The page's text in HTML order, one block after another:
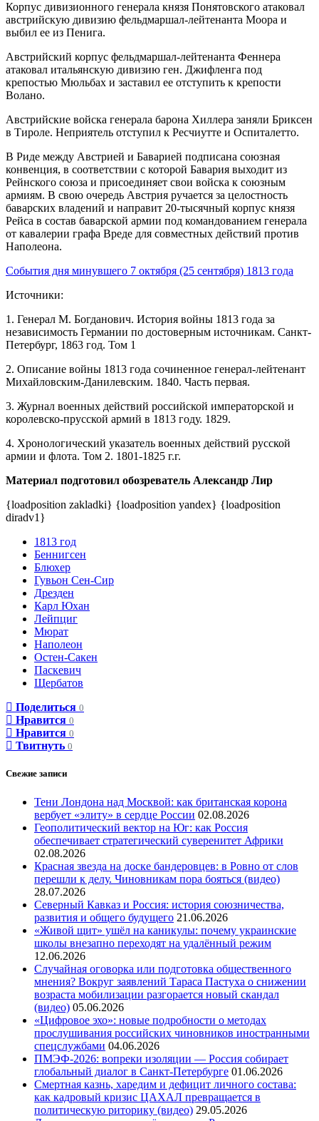
Корпус дивизионного генерала князя Понятовского атаковал
австрийскую дивизию фельдмаршал-лейтенанта Моора и
выбил ее из Пенига.
Австрийский корпус фельдмаршал-лейтенанта Феннера
атаковал итальянскую дивизию ген. Джифленга под
крепостью Мюльбах и заставил ее отступить к крепости
Волано.
Австрийские войска генерала барона Хиллера заняли Бриксен
в Тироле. Неприятель отступил к Ресчиутте и Оспиталетто.
В Риде между Австрией и Баварией подписана союзная
конвенция, в соответствии с которой Бавария выходит из
Рейнского союза и присоединяет свои войска к союзным
армиям. В свою очередь Австрия ручается за целостность
баварских владений и направит 20-тысячный корпус князя
Рейса в состав баварской армии под командованием генерала
от кавалерии графа Вреде для совместных действий против
Наполеона.
События дня минувшего 7 октября (25 сентября) 1813 года
Источники:
1. Генерал М. Богданович. История войны 1813 года за
независимость Германии по достоверным источникам. Санкт-
Петербург, 1863 год. Том 1
2. Описание войны 1813 года сочиненное генерал-лейтенант
Михайловским-Данилевским. 1840. Часть первая.
3. Журнал военных действий российской императорской и
королевско-прусской армий в 1813 году. 1829.
4. Хронологический указатель военных действий русской
армии и флота. Том 2. 1801-1825 г.г.
Материал подготовил обозреватель Александр Лир
{loadposition zakladki} {loadposition yandex} {loadposition
diradv1}
1813 год
Беннигсен
Блюхер
Гувьон Сен-Сир
Дрезден
Карл Юхан
Лейпциг
Мюрат
Наполеон
Остен-Сакен
Паскевич
Щербатов
Поделиться 0
Нравится 0
Нравится 0
Твитнуть 0
Свежие записи
Тени Лондона над Москвой: как британская корона
вербует «элиту» в сердце России 02.08.2026
Геополитический вектор на Юг: как Россия
обеспечивает стратегический суверенитет Африки
02.08.2026
Красная звезда на доске бандеровцев: в Ровно от слов
перешли к делу. Чиновникам пора бояться (видео)
28.07.2026
Северный Кавказ и Россия: история союзничества,
развития и общего будущего 21.06.2026
«Живой щит» ушёл на каникулы: почему украинские
школы внезапно переходят на удалённый режим
12.06.2026
Случайная оговорка или подготовка общественного
мнения? Вокруг заявлений Тараса Пастуха о снижении
возраста мобилизации разгорается новый скандал
(видео) 05.06.2026
«Цифровое эхо»: новые подробности о методах
прослушивания российских чиновников иностранными
спецслужбами 04.06.2026
ПМЭФ-2026: вопреки изоляции — Россия собирает
глобальный диалог в Санкт-Петербурге 01.06.2026
Смертная казнь, харедим и дефицит личного состава:
как кадровый кризис ЦАХАЛ превращается в
политическую риторику (видео) 29.05.2026